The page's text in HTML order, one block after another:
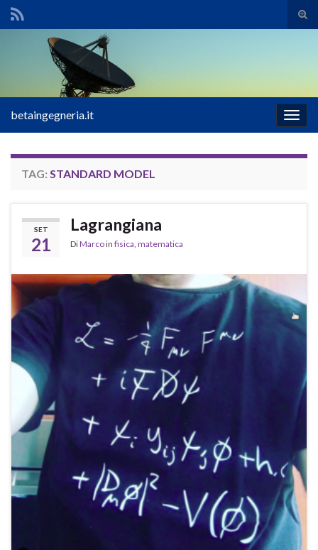
il
Search for:
la
betaingegneria.it
TAG: STANDARD MODEL
SET
21
Lagrangiana
DiMarcoin fisica matematica